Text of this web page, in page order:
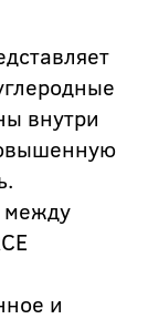
внутри
между
и